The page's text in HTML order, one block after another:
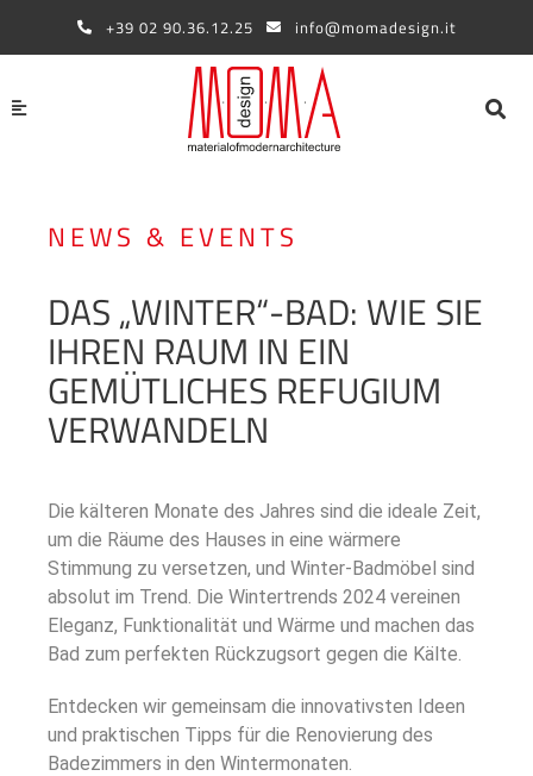
+39 02 90.36.12.25 info@momadesign.it
NEWS & EVENTS
DAS „WINTER“-BAD: WIE SIE
IHREN RAUM IN EIN
GEMÜTLICHES REFUGIUM
VERWANDELN
Die kälteren Monate des Jahres sind die ideale Zeit,
um die Räume des Hauses in eine wärmere
Stimmung zu versetzen, und Winter-Badmöbel sind
absolut im Trend. Die Wintertrends 2024 vereinen
Eleganz, Funktionalität und Wärme und machen das
Bad zum perfekten Rückzugsort gegen die Kälte.
Entdecken wir gemeinsam die innovativsten Ideen
und praktischen Tipps für die Renovierung des
Badezimmers in den Wintermonaten.